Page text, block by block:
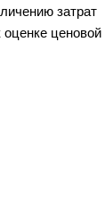
затрат
оценке ценовой